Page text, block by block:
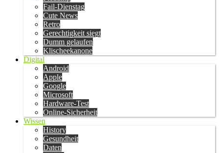
Fail-Dienstag
Cute News
Retro
Gerechtigkeit siegt
Dumm gelaufen
Klischeekanone
Digital
Android
Apple
Google
Microsoft
Hardware-Test
Online-Sicherheit
Wissen
History
Gesundheit
Daten